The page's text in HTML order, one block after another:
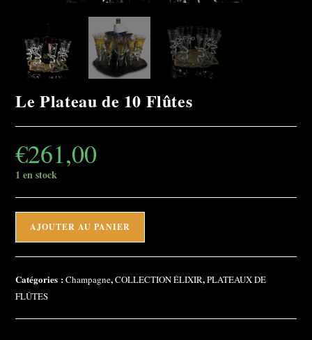
Le Plateau de 10 Flûtes
€261,00
1 en stock
Le
AJOUTER AU PANIER
Catégories :Champagne,COLLECTION ÉLIXIR,PLATEAUX DE
FLÛTES